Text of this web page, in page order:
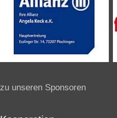
zu unseren Sponsoren